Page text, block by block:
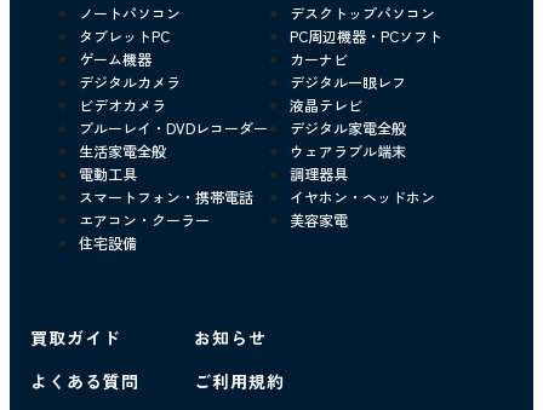
ノートパソコン
デスクトップパソコン
タブレットPC
PC周辺機器・PCソフト
ゲーム機器
カーナビ
デジタルカメラ
デジタル一眼レフ
ビデオカメラ
液晶テレビ
ブルーレイ・DVDレコーダー
デジタル家電全般
生活家電全般
ウェアラブル端末
電動工具
調理器具
スマートフォン・携帯電話
イヤホン・ヘッドホン
エアコン・クーラー
美容家電
住宅設備
買取ガイド
よくある質問
お知らせ
ご利用規約